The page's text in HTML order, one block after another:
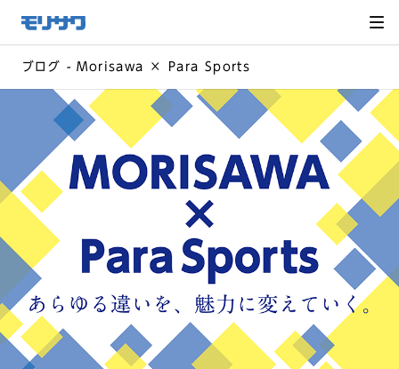
メ
ニュー
飛ばし
へ移動
ブログ - Morisawa × Para Sports